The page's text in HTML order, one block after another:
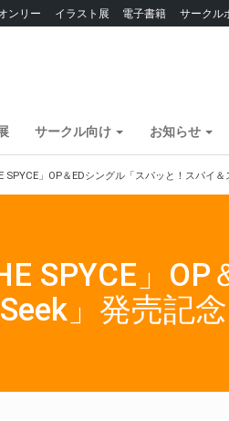
ンリー イラスト展 電子書籍 サークル
サークル向け お知らせ
SPYCE」OP＆EDシングル「スパッと！スパイ
SPYCE」
」発売記